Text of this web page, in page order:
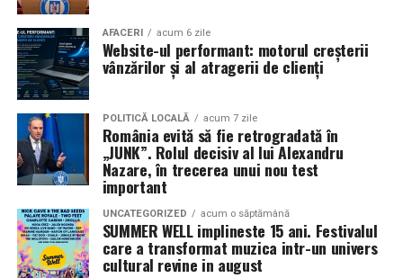
Necula, originari din Constanța și împrejurimi, vor
prezenta filmul alături de colegii lor
Alexandra Răduță și Gabriel Vatavu.
Cinema City Shopping City Galați
12 februarie de la 18:30la întâlnirea cu actrițele
State și Azaleea Necula și regizorul Paul Decu.
Pe 13 februarie la ora 18:30, spectatorii dinIași
invitați la proiecția specială din
Mall, alături de regizorulPaul Decuși de
actoriiGabriel Vatavu, Sergiu Costache, Azaleea
Necula, Alexandra Răduță.
AFACERI acum 6 zile
Website-ul performant: motorul creșterii
vânzărilor și al atragerii de clienți
POLITICĂ LOCALĂ acum 7 zile
România evită să fie retrogradată în
„JUNK”. Rolul decisiv al lui Alexandru
Nazare, în trecerea unui nou test
important
UNCATEGORIZED acum o săptămână
SUMMER WELL implineste 15 ani. Festivalul
care a transformat muzica intr-un univers
cultural revine in august